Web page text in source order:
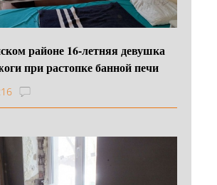
районе 16‑летняя девушка
при растопке банной печи